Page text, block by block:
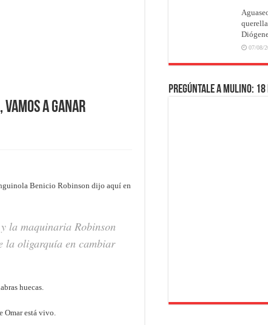
vamos a ganar
Benicio Robinson dijo aquí en
la maquinaria Robinson
la oligarquía en cambiar
huecas.
Omar está vivo.
07/08/
Pregúntale a Mulino: 18